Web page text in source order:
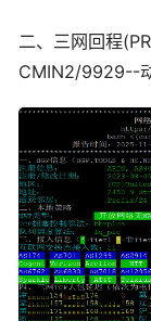
二、三网回程
CMIN2/9929--